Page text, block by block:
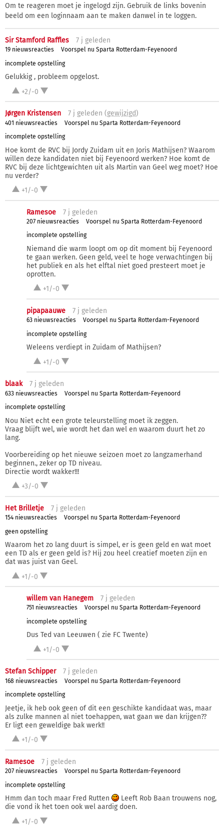
Om te reageren moet je ingelogd zijn. Gebruik de links bovenin
beeld om een loginnaam aan te maken danwel in te loggen.
Sir Stamford Raffles 7 j geleden
19 nieuwsreacties
Voorspel nu Sparta Rotterdam-Feyenoord
incomplete opstelling
Gelukkig , probleem opgelost.
+2/-0
Jørgen Kristensen 7 j geleden (gewijzigd)
401 nieuwsreacties
Voorspel nu Sparta Rotterdam-Feyenoord
incomplete opstelling
Hoe komt de RVC bij Jordy Zuidam uit en Joris Mathijsen? Waarom
willen deze kandidaten niet bij Feyenoord werken? Hoe komt de
RVC bij deze lichtgewichten uit als Martin van Geel weg moet? Hoe
nu verder?
+1/-0
Ramesoe 7 j geleden
207 nieuwsreacties
Voorspel nu Sparta Rotterdam-Feyenoord
incomplete opstelling
Niemand die warm loopt om op dit moment bij Feyenoord
te gaan werken. Geen geld, veel te hoge verwachtingen bij
het publiek en als het elftal niet goed presteert moet je
oprotten.
+1/-0
pipapaauwe 7 j geleden
63 nieuwsreacties
Voorspel nu Sparta Rotterdam-Feyenoord
incomplete opstelling
Weleens verdiept in Zuidam of Mathijsen?
+1/-0
blaak 7 j geleden
633 nieuwsreacties
Voorspel nu Sparta Rotterdam-Feyenoord
incomplete opstelling
Nou Niet echt een grote teleurstelling moet ik zeggen.
Vraag blijft wel, wie wordt het dan wel en waarom duurt het zo
lang.
Voorbereiding op het nieuwe seizoen moet zo langzamerhand
beginnen., zeker op TD niveau.
Directie wordt wakker!!!
+3/-0
Het Brilletje 7 j geleden
154 nieuwsreacties
Voorspel nu Sparta Rotterdam-Feyenoord
geen opstelling
Waarom het zo lang duurt is simpel, er is geen geld en wat moet
een TD als er geen geld is? Hij zou heel creatief moeten zijn en
dat was juist van Geel.
+1/-0
willem van Hanegem 7 j geleden
751 nieuwsreacties
Voorspel nu Sparta Rotterdam-Feyenoord
incomplete opstelling
Dus Ted van Leeuwen ( zie FC Twente)
+1/-0
Stefan Schipper 7 j geleden
168 nieuwsreacties
Voorspel nu Sparta Rotterdam-Feyenoord
incomplete opstelling
Jeetje, ik heb ook geen of dit een geschikte kandidaat was, maar
als zulke mannen al niet toehappen, wat gaan we dan krijgen??
Er ligt een geweldige bak werk!!
+1/-0
Ramesoe 7 j geleden
207 nieuwsreacties
Voorspel nu Sparta Rotterdam-Feyenoord
incomplete opstelling
Hmm dan toch maar Fred Rutten
Leeft Rob Baan trouwens nog,
die vond ik het toen ook wel aardig doen.
+1/-0